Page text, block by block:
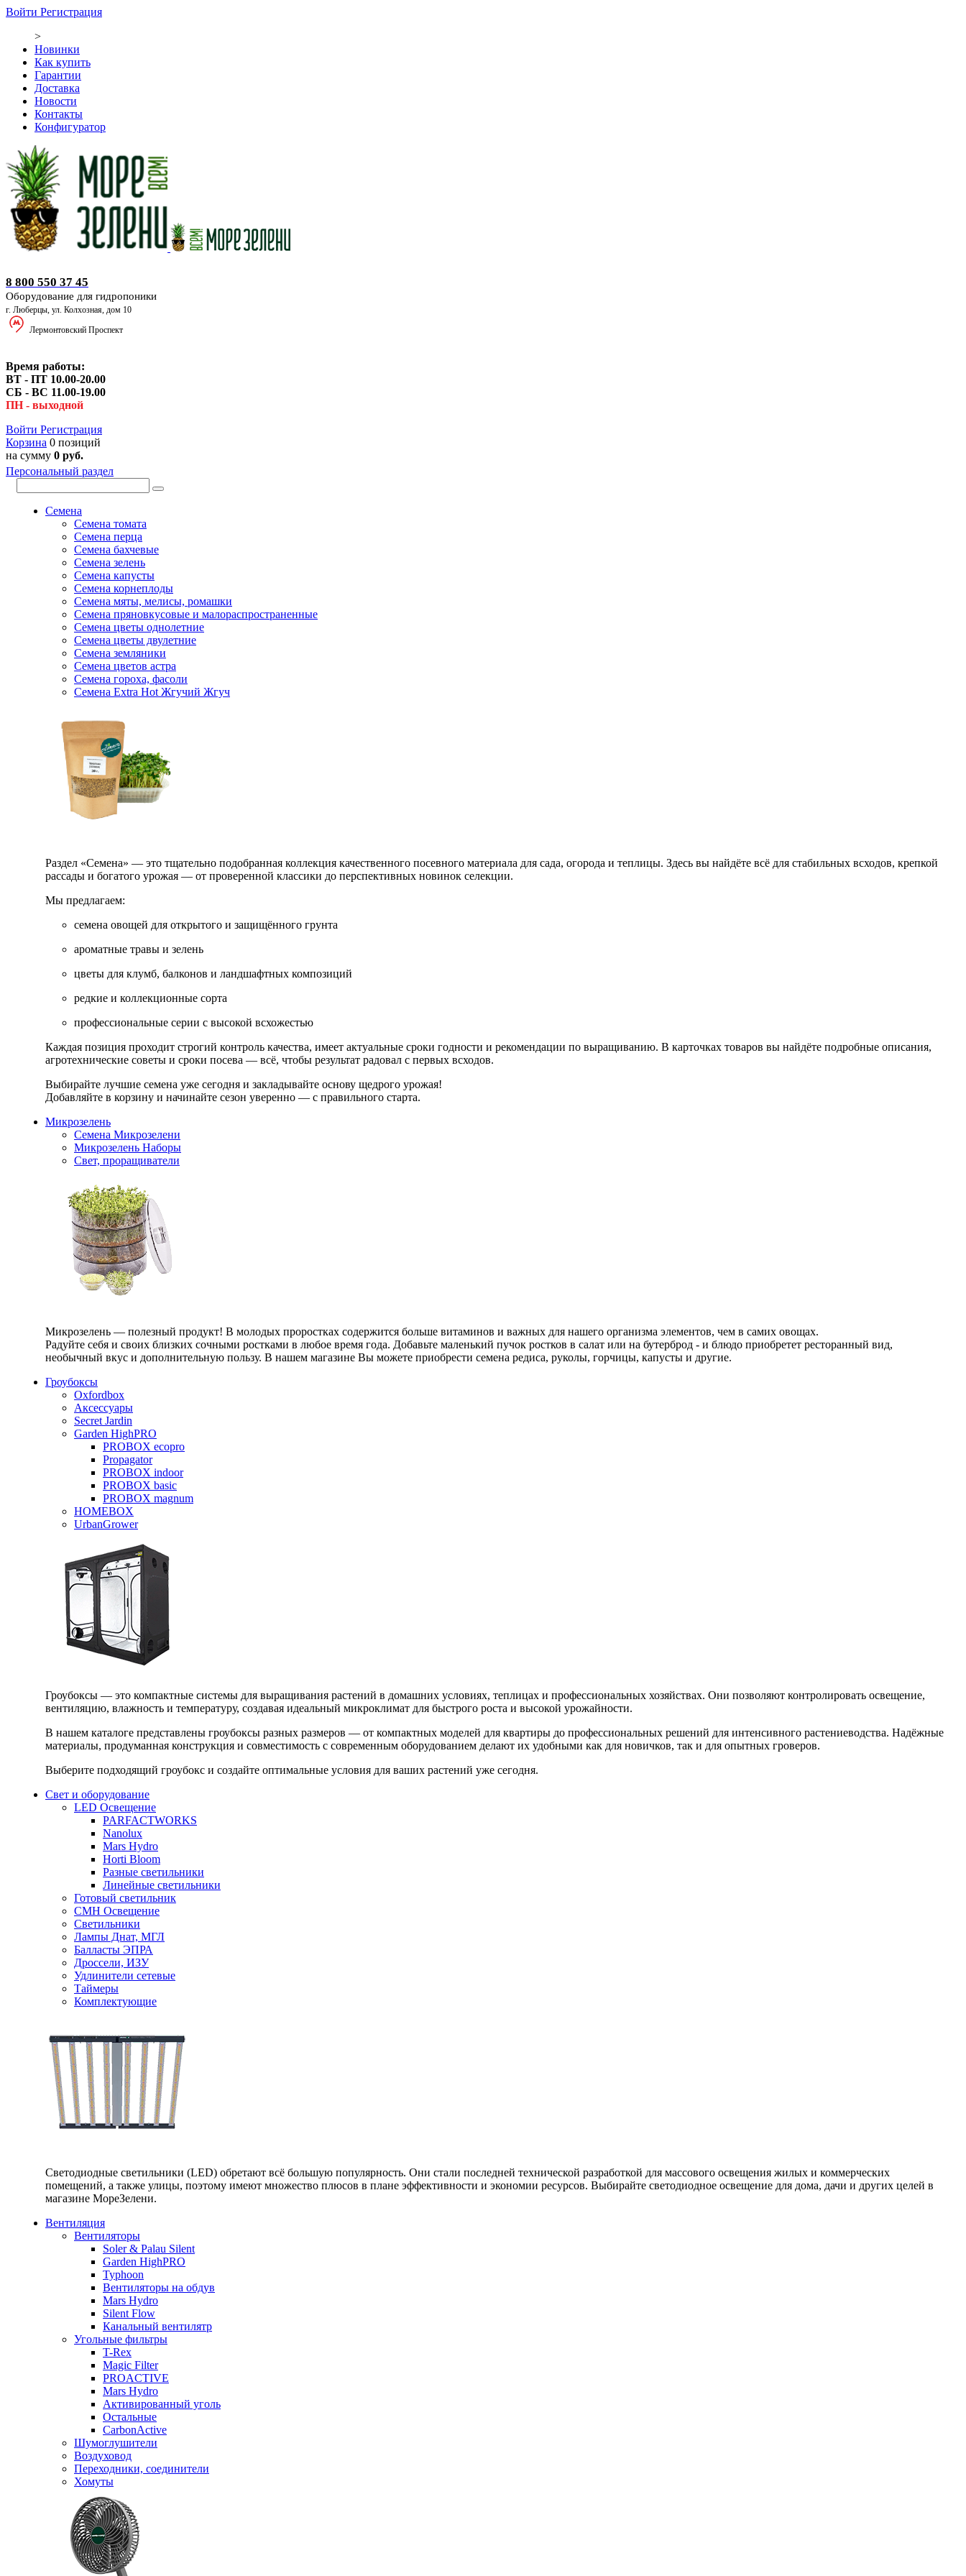
Войти Регистрация
>
Новинки
Как купить
Гарантии
Доставка
Новости
Контакты
Конфигуратор
8 800 550 37 45
Оборудование для гидропоники
г. Люберцы, ул. Колхозная, дом 10
Лермонтовский Проспект
Время работы:
ВТ - ПТ 10.00-20.00
СБ - ВС 11.00-19.00
ПН - выходной
Войти Регистрация
Корзина 0 позиций
на сумму 0 руб.
Персональный раздел
Семена
Семена томата
Семена перца
Семена бахчевые
Семена зелень
Семена капусты
Семена корнеплоды
Семена мяты, мелисы, ромашки
Семена пряновкусовые и малораспространенные
Семена цветы однолетние
Семена цветы двулетние
Семена земляники
Семена цветов астра
Семена гороха, фасоли
Семена Extra Hot Жгучий Жгуч
Раздел «Семена» — это тщательно подобранная коллекция качественного посевного материала для сада, огорода и теплицы. Здесь вы найдёте всё для стабильных всходов, крепкой
рассады и богатого урожая — от проверенной классики до перспективных новинок селекции.
Мы предлагаем:
семена овощей для открытого и защищённого грунта
ароматные травы и зелень
цветы для клумб, балконов и ландшафтных композиций
редкие и коллекционные сорта
профессиональные серии с высокой всхожестью
Каждая позиция проходит строгий контроль качества, имеет актуальные сроки годности и рекомендации по выращиванию. В карточках товаров вы найдёте подробные описания,
агротехнические советы и сроки посева — всё, чтобы результат радовал с первых всходов.
Выбирайте лучшие семена уже сегодня и закладывайте основу щедрого урожая!
Добавляйте в корзину и начинайте сезон уверенно — с правильного старта.
Микрозелень
Семена Микрозелени
Микрозелень Наборы
Свет, проращиватели
Микрозелень — полезный продукт! В молодых проростках содержится больше витаминов и важных для нашего организма элементов, чем в самих овощах.
Радуйте себя и своих близких сочными ростками в любое время года. Добавьте маленький пучок ростков в салат или на бутерброд - и блюдо приобретет ресторанный вид,
необычный вкус и дополнительную пользу. В нашем магазине Вы можете приобрести семена редиса, руколы, горчицы, капусты и другие.
Гроубоксы
Oxfordbox
Аксессуары
Secret Jardin
Garden HighPRO
PROBOX ecopro
Propagator
PROBOX indoor
PROBOX basic
PROBOX magnum
HOMEBOX
UrbanGrower
Гроубоксы — это компактные системы для выращивания растений в домашних условиях, теплицах и профессиональных хозяйствах. Они позволяют контролировать освещение,
вентиляцию, влажность и температуру, создавая идеальный микроклимат для быстрого роста и высокой урожайности.
В нашем каталоге представлены гроубоксы разных размеров — от компактных моделей для квартиры до профессиональных решений для интенсивного растениеводства. Надёжные
материалы, продуманная конструкция и совместимость с современным оборудованием делают их удобными как для новичков, так и для опытных гроверов.
Выберите подходящий гроубокс и создайте оптимальные условия для ваших растений уже сегодня.
Свет и оборудование
LED Освещение
PARFACTWORKS
Nanolux
Mars Hydro
Horti Bloom
Разные светильники
Линейные светильники
Готовый светильник
CMH Освещение
Светильники
Лампы Днат, МГЛ
Балласты ЭПРА
Дроссели, ИЗУ
Удлинители сетевые
Таймеры
Комплектующие
Светодиодные светильники (LED) обретают всё большую популярность. Они стали последней технической разработкой для массового освещения жилых и коммерческих
помещений, а также улицы, поэтому имеют множество плюсов в плане эффективности и экономии ресурсов. Выбирайте светодиодное освещение для дома, дачи и других целей в
магазине МореЗелени.
Вентиляция
Вентиляторы
Soler & Palau Silent
Garden HighPRO
Typhoon
Вентиляторы на обдув
Mars Hydro
Silent Flow
Канальный вентилятр
Угольные фильтры
T-Rex
Magic Filter
PROACTIVE
Mars Hydro
Активированный уголь
Остальные
CarbonActive
Шумоглушители
Воздуховод
Переходники, соединители
Хомуты